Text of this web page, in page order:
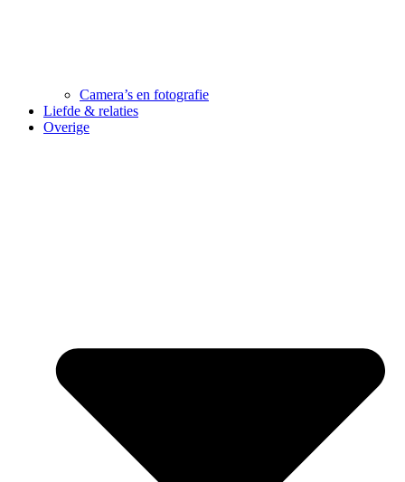
Camera’s en fotografie
Liefde & relaties
Overige